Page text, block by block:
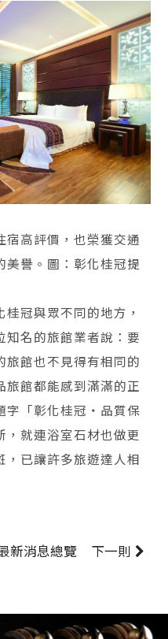
宿高評價，也榮獲交通
美譽。圖：彰化桂冠提
冠與眾不同的地方，
知名的旅館業者說：要
旅館也不見得有相同的
旅館都能感到滿滿的正
字「彰化桂冠‧品質保
就連浴室石材也做更
，已讓許多旅遊達人相
新消息總覽 下一則